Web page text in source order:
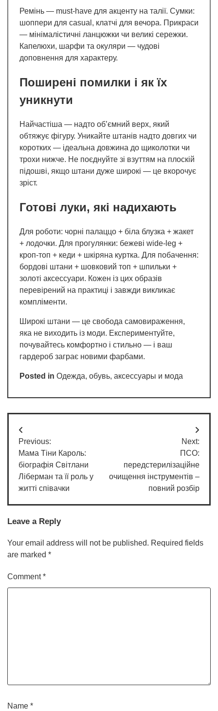
Ремінь — must-have для акценту на талії. Сумки:
шоппери для casual, клатчі для вечора. Прикраси
— мінімалістичні ланцюжки чи великі сережки.
Капелюхи, шарфи та окуляри — чудові
доповнення для характеру.
Поширені помилки і як їх
уникнути
Найчастіша — надто об’ємний верх, який
обтяжує фігуру. Уникайте штанів надто довгих чи
коротких — ідеальна довжина до щиколотки чи
трохи нижче. Не поєднуйте зі взуттям на плоскій
підошві, якщо штани дуже широкі — це вкорочує
зріст.
Готові луки, які надихають
Для роботи: чорні палаццо + біла блузка + жакет
+ лодочки. Для прогулянки: бежеві wide-leg +
кроп-топ + кеди + шкіряна куртка. Для побачення:
бордові штани + шовковий топ + шпильки +
золоті аксессуари. Кожен із цих образів
перевірений на практиці і завжди викликає
компліменти.
Широкі штани — це свобода самовираження,
яка не виходить із моди. Експериментуйте,
почувайтесь комфортно і стильно — і ваш
гардероб заграє новими фарбами.
Posted in Одежда, обувь, аксессуары и мода
Post
navigation
Previous:
Мама Тіни Кароль:
біографія Світлани
Ліберман та її роль у
житті співачки
Next:
ПСО:
передстерилізаційне
очищення інструментів –
повний розбір
Leave a Reply
Your email address will not be published. Required fields
are marked *
Comment*
Name *